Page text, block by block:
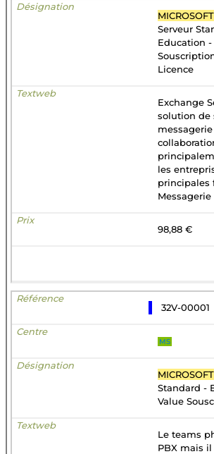
MICROSOFT
Serveur
Education
Licence
Exchange
solution de
les
principales
98,88 €
32V-00001
MS
MICROSOFT
Standard -
Value
Le teams
PBX mais